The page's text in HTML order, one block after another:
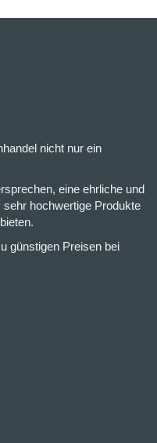
nicht nur ein
eine ehrliche und
hochwertige Produkte
günstigen Preisen bei